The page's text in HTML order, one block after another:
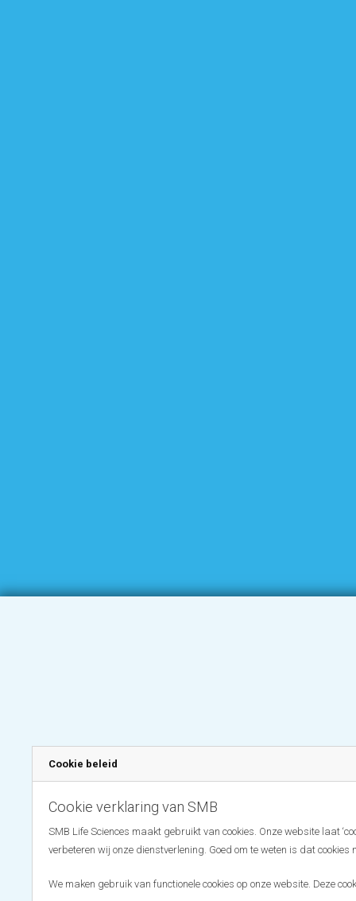
Cookie beleid
Cookie verklaring van SMB
SMB Life Sciences maakt gebruikt van cookies. Onze website laat
verbeteren wij onze dienstverlening. Goed om te weten is dat
We maken gebruik van functionele cookies op onze website. Deze